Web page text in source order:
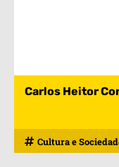
Carlos Heitor
Cultura e